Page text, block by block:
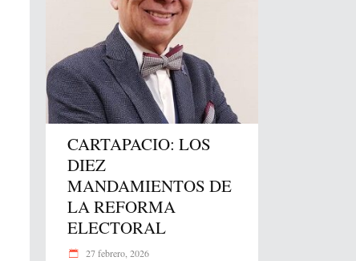
CARTAPACIO: LOS
DIEZ
MANDAMIENTOS DE
LA REFORMA
ELECTORAL
27 febrero, 2026